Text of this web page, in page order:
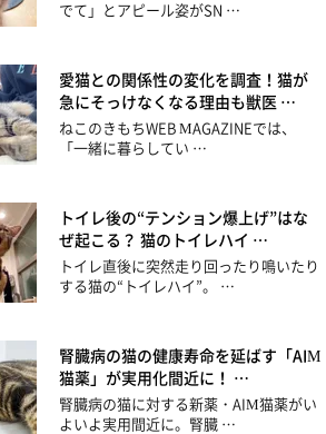
でて」とアピール姿がSN …
愛猫との関係性の変化を調査！猫が
急にそっけなくなる理由も獣医 …
ねこのきもちWEB MAGAZINEでは、
「一緒に暮らしてい …
トイレ後の“テンション爆上げ”はな
ぜ起こる？ 猫のトイレハイ …
トイレ直後に突然走り回ったり鳴いたり
する猫の“トイレハイ”。 …
腎臓病の猫の健康寿命を延ばす「AIM
猫薬」が実用化間近に！ …
腎臓病の猫に対する新薬・AIM猫薬がい
よいよ実用間近に。腎臓 …